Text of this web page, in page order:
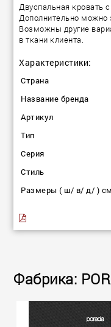
Двуспальная кровать
Дополнительно можно
Возможны другие
в ткани клиента.
Характеристики:
Страна
Название бренда
Артикул
Тип
Серия
Стиль
Размеры ( ш/ в/ д/ ) см
Фабрика: